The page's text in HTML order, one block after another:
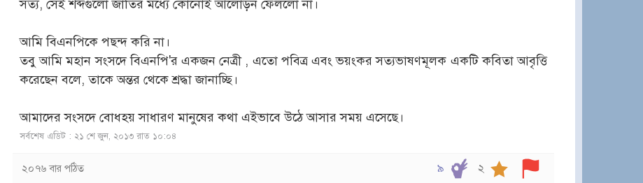
সত্য, সেই শব্দগুলো জাতির মধ্যে কোনোই আলোড়ন ফেললো না।
আমি বিএনপিকে পছন্দ করি না।
তবু আমি মহান সংসদে বিএনপি'র একজন নেত্রী , এতো পবিত্র এবং ভয়ংকর সত্যভাষণমূলক একটি কবিতা আবৃত্তি
করেছেন বলে, তাকে অন্তর থেকে শ্রদ্ধা জানাচ্ছি।
আমাদের সংসদে বোধহয় সাধারণ মানুষের কথা এইভাবে উঠে আসার সময় এসেছে।
সর্বশেষ এডিট : ২১ শে জুন, ২০১৩ রাত ১০:০৪
২০৭৬ বার পঠিত ২
৯